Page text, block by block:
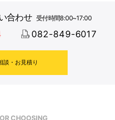
合わせ 受付時間8:00~17:00
082-849-6017
談・お見積り
CHOOSING